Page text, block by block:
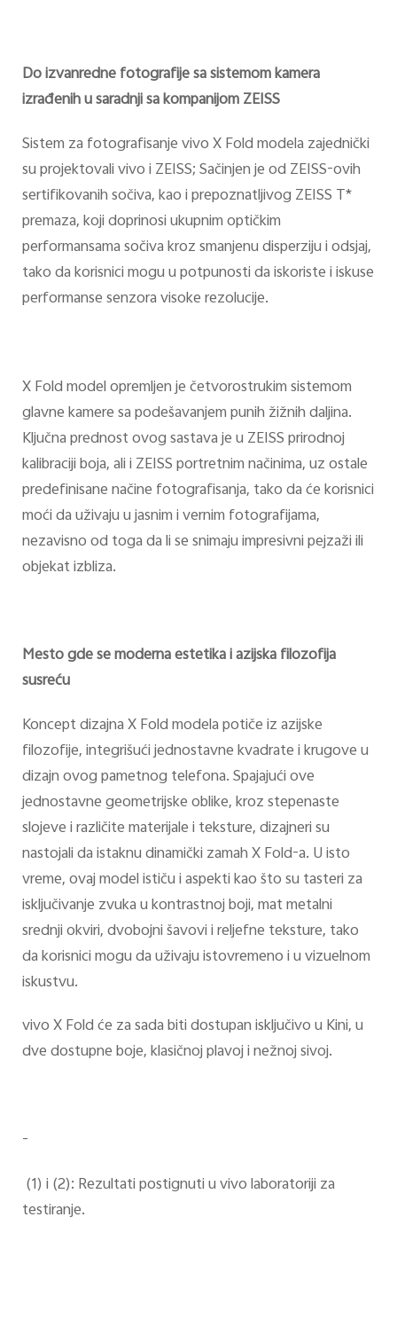
Do izvanredne fotografije sa sistemom kamera
izrađenih u saradnji sa kompanijom ZEISS
Sistem za fotografisanje vivo X Fold modela zajednički
su projektovali vivo i ZEISS; Sačinjen je od ZEISS-ovih
sertifikovanih sočiva, kao i prepoznatljivog ZEISS T*
premaza, koji doprinosi ukupnim optičkim
performansama sočiva kroz smanjenu disperziju i odsjaj,
tako da korisnici mogu u potpunosti da iskoriste i iskuse
performanse senzora visoke rezolucije.
X Fold model opremljen je četvorostrukim sistemom
glavne kamere sa podešavanjem punih žižnih daljina.
Ključna prednost ovog sastava je u ZEISS prirodnoj
kalibraciji boja, ali i ZEISS portretnim načinima, uz ostale
predefinisane načine fotografisanja, tako da će korisnici
moći da uživaju u jasnim i vernim fotografijama,
nezavisno od toga da li se snimaju impresivni pejzaži ili
objekat izbliza.
Mesto gde se moderna estetika i azijska filozofija
susreću
Koncept dizajna X Fold modela potiče iz azijske
filozofije, integrišući jednostavne kvadrate i krugove u
dizajn ovog pametnog telefona. Spajajući ove
jednostavne geometrijske oblike, kroz stepenaste
slojeve i različite materijale i teksture, dizajneri su
nastojali da istaknu dinamički zamah X Fold-a. U isto
vreme, ovaj model ističu i aspekti kao što su tasteri za
isključivanje zvuka u kontrastnoj boji, mat metalni
srednji okviri, dvobojni šavovi i reljefne teksture, tako
da korisnici mogu da uživaju istovremeno i u vizuelnom
iskustvu.
vivo X Fold će za sada biti dostupan isključivo u Kini, u
dve dostupne boje, klasičnoj plavoj i nežnoj sivoj.
-
(1) i (2): Rezultati postignuti u vivo laboratoriji za
testiranje.